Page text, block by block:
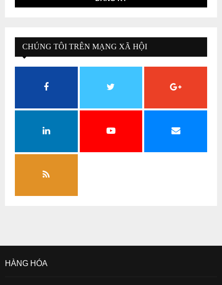
CHÚNG TÔI TRÊN MẠNG XÃ HỘI
HÀNG HÓA